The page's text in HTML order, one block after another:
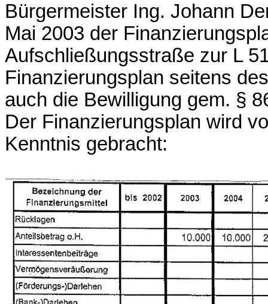
Bürgermeister Ing. Johann
Mai 2003 der
Aufschließungsstraße zur L
Finanzierungsplan seitens
auch die Bewilligung gem. §
Der Finanzierungsplan wird
Kenntnis gebracht: